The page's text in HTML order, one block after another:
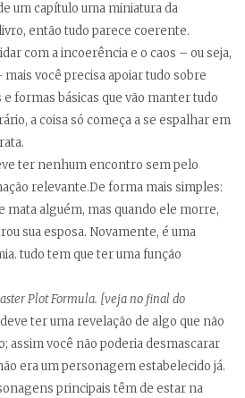
um capítulo uma miniatura da
então tudo parece coerente.
com a incoerência e o caos – ou seja,
você precisa apoiar tudo sobre
formas básicas que vão manter tudo
a coisa só começa a se espalhar em
ter nenhum encontro sem pelo
relevante.De forma mais simples:
mata alguém, mas quando ele morre,
sua esposa. Novamente, é uma
tudo tem que ter uma função
Plot Formula. [veja no final do
ter uma revelação de algo que não
assim você não poderia desmascarar
era um personagem estabelecido já.
principais têm de estar na